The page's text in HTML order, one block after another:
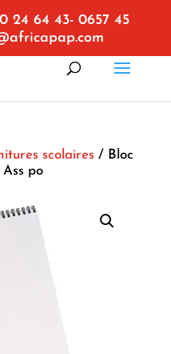
24 64 43- 0657 45
scolaires/ Bloc
po